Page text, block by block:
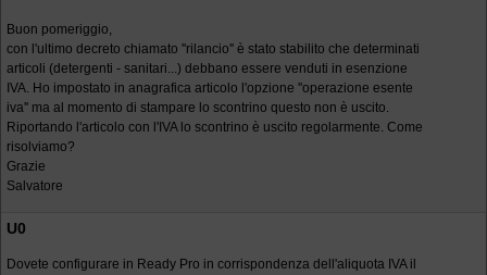
Buon pomeriggio,
con l'ultimo decreto chiamato ''rilancio'' è stato stabilito che determinati
articoli (detergenti - sanitari...) debbano essere venduti in esenzione
IVA. Ho impostato in anagrafica articolo l'opzione ''operazione esente
iva'' ma al momento di stampare lo scontrino questo non è uscito.
Riportando l'articolo con l'IVA lo scontrino è uscito regolarmente. Come
risolviamo?
Grazie
Salvatore
U0
Dovete configurare in Ready Pro in corrispondenza dell'aliquota IVA il